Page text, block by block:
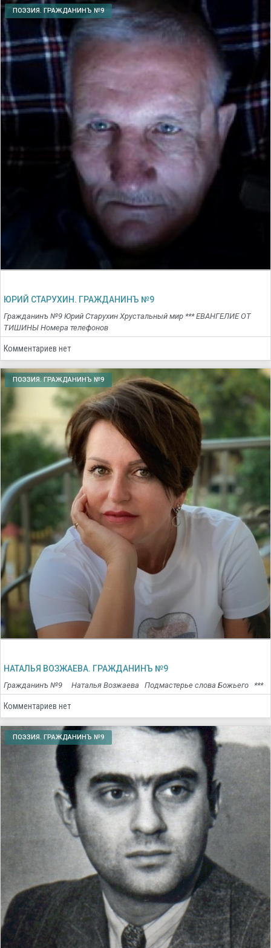
ПОЭЗИЯ. ГРАЖДАНИНЪ №9
ЮРИЙ СТАРУХИН. ГРАЖДАНИНЪ №9
Гражданинъ №9 Юрий Старухин Хрустальный мир *** ЕВАНГЕЛИЕ ОТ
ТИШИНЫ Номера телефонов
Комментариев нет
ПОЭЗИЯ. ГРАЖДАНИНЪ №9
НАТАЛЬЯ ВОЗЖАЕВА. ГРАЖДАНИНЪ №9
Гражданинъ №9 Наталья Возжаева Подмастерье слова Божьего ***
Комментариев нет
ПОЭЗИЯ. ГРАЖДАНИНЪ №9